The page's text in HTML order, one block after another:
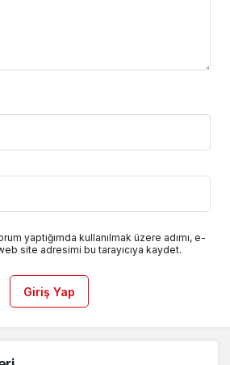
yaptığımda kullanılmak üzere adımı, e-
site adresimi bu tarayıcıya kaydet.
Giriş Yap